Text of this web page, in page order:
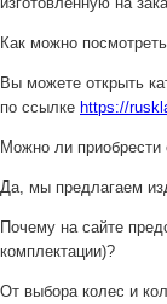
Как можно
Вы можете открыть
по ссылке https://
Можно ли приобрести
Да, мы предлагаем
Почему на сайте
комплектации)?
От выбора колес и